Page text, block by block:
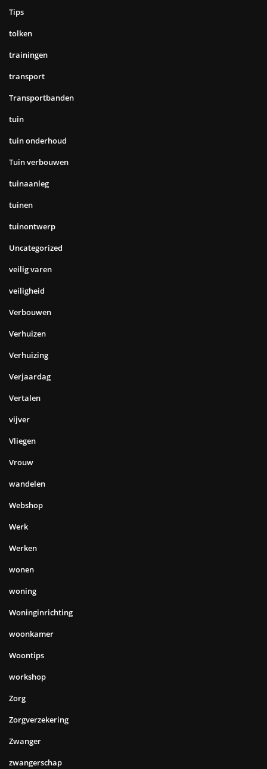
Tips
tolken
trainingen
transport
Transportbanden
tuin
tuin onderhoud
Tuin verbouwen
tuinaanleg
tuinen
tuinontwerp
Uncategorized
veilig varen
veiligheid
Verbouwen
Verhuizen
Verhuizing
Verjaardag
Vertalen
vijver
Vliegen
Vrouw
wandelen
Webshop
Werk
Werken
wonen
woning
Woninginrichting
woonkamer
Woontips
workshop
Zorg
Zorgverzekering
Zwanger
zwangerschap